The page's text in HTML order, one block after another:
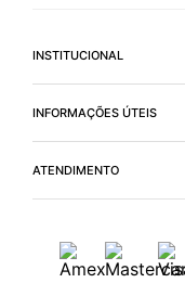
INSTITUCIONAL
INFORMAÇÕES ÚTEIS
ATENDIMENTO